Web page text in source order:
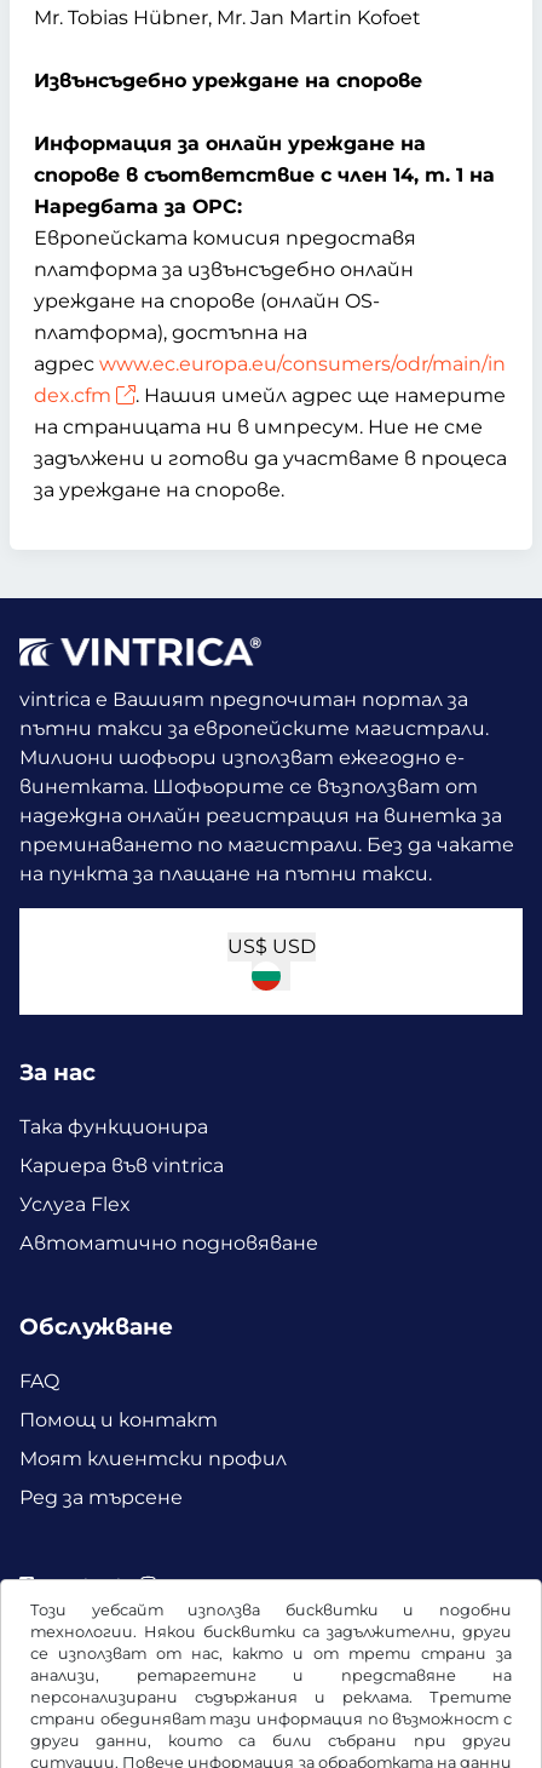
Този уебсайт използва бисквитки и подобни
технологии. Някои бисквитки са задължителни, други
се използват от нас, както и от трети страни за
анализи, ретаргетинг и представяне на
персонализирани съдържания и реклама. Третите
страни обединяват тази информация по възможност с
други данни, които са били събрани при други
ситуации. Повече информация за обработката на данни
Mr. Tobias Hübner, Mr. Jan Martin Kofoet
Извънсъдебно уреждане на спорове
Информация за онлайн уреждане на
спорове в съответствие с член 14, т. 1 на
Наредбата за ОРС:
Европейската комисия предоставя
платформа за извънсъдебно онлайн
уреждане на спорове (онлайн OS-
платформа), достъпна на
адрес www.ec.europa.eu/consumers/odr/main/in
dex.cfm
. Нашия имейл адрес ще намерите
на страницата ни в импресум. Ние не сме
задължени и готови да участваме в процеса
за уреждане на спорове.
vintrica е Вашият предпочитан портал за
пътни такси за европейските магистрали.
Милиони шофьори използват ежегодно е-
винетката. Шофьорите се възползват от
надеждна онлайн регистрация на винетка за
преминаването по магистрали. Без да чакате
на пункта за плащане на пътни такси.
US$ USD
За нас
Така функционира
Кариера във vintrica
Услуга Flex
Автоматично подновяване
Обслужване
FAQ
Помощ и контакт
Моят клиентски профил
Ред за търсене
Facebook Instagram